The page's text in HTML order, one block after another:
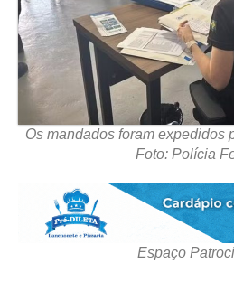
Os mandados foram
Foto: Polícia
Espaço